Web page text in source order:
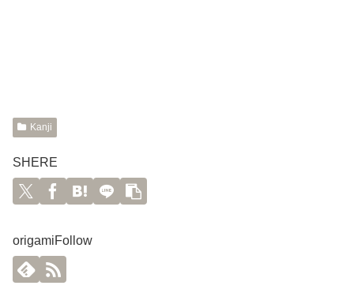
Kanji
SHERE
origamiFollow